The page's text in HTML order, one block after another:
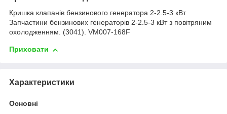
Кришка клапанів бензинового генератора 2-2.5-3 кВт
Запчастини бензинових генераторів 2-2.5-3 кВт з повітряним
охолодженням. (3041). VM007-168F
Приховати
Характеристики
Основні